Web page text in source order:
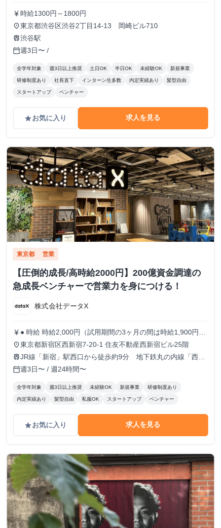
currency_yen 時給1300円～1800円
place東京都渋谷区渋谷2丁目14-13 岡崎ビル710
train渋谷駅
calendar_today週3日〜 /
全学年対象 週3日以上推奨 土日OK 半日OK 未経験OK 新規事業
研修制度あり 社長直下 インターン生多数 内定実績あり 髪型自由
スタートアップ ベンチャー
gradeお気に入り 求人を見る
東京都 営業
【圧倒的成長/高時給2000円】200億資金調達の
急成長ベンチャーで営業力を身につける！
株式会社データX
currency_yen ● 時給 時給2,000円（試用期間の3ヶ月の間は時給1,900円）
※出勤日数に応じたボーナスもあり！！ ● 勤務時間 9:30
～18:30 ※月曜のみ10:30～19:30 ※実働8時間 ※原則残業な
たい人 どちらも大歓迎！！！
place 東京都新宿区西新宿7-20-1 住友不動産西新宿ビル25階
trainJR線「新宿」駅西口から徒歩約9分 地下鉄丸の内線「西新
宿」駅1番出口から徒歩約5分
calendar_today週3日〜 / 週24時間〜
全学年対象 週3日以上推奨 未経験OK 新規事業 研修制度あり
内定実績あり 髪型自由 私服OK スタートアップ ベンチャー
gradeお気に入り 求人を見る